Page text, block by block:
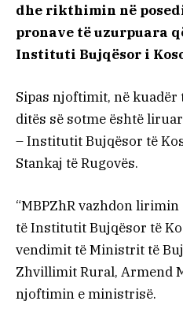
dhe rikthimin në
pronave të uzurpuara
Instituti Bujqësor i
Sipas njoftimit, në kuadër
ditës së sotme është
– Institutit Bujqësor të
Stankaj të Rugovës.
“MBPZhR vazhdon
të Institutit Bujqësor të
vendimit të Ministrit të
Zhvillimit Rural, Armend
njoftimin e ministrisë.